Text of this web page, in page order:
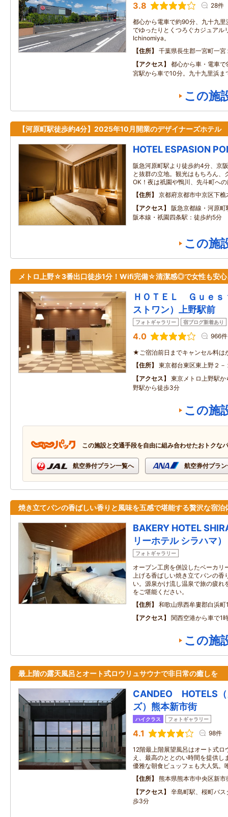
3.8 28件
都心から電車で約90分、九十九
でゆったりとくつろぐカジュアル
Ichinomiya。
住所
千葉県長生郡一宮町一
アクセス
都心から車・電車
宮駅から車で10分。九十九里浜ま
この施
【河原町駅徒歩約4分】2025年10月開業のデザイナーズホテル
HOTEL ESPASION
阪急河原町駅より徒歩約4分、京
と抜群の立地。観光はもちろん、
OK！夜は祇園や鴨川、先斗町へ
住所
京都府京都市中京区下樵
アクセス
阪急京都線・河原
阪本線・祇園四条駅：徒歩約5分
この施
メトロ上野☆3番出口徒歩1分！Wifi完備☆清潔感◎で女性も安心
ＨＯＴＥＬ Ｇｕｅ
ストワン）上野駅前
フォトギャラリー 宿ブログ新着あり
4.0 966件
★ご宿泊前日までキャンセル料
住所
東京都台東区東上野２－
アクセス
東京メトロ上野駅
野駅から徒歩3分
この施
この施設と交通手段を自由に組み合わせたおトクな
航空券付プラン一覧へ 航空券付プラ
焼き立てパンの香ばしい香りと風味を五感で堪能する贅沢な宿泊
BAKERY HOTEL
リーホテル シラハマ）
フォトギャラリー
オーブン工房を併設したベーカリ
上げる香ばしい焼き立てパンの香
い。源泉かけ流し温泉で旅の疲れ
をご堪能ください。
住所
和歌山県西牟婁郡白浜町
アクセス
関西空港から車で1
この施
最上階の露天風呂とオート式ロウリュサウナで非日常の癒しを
CANDEO HOTELS（
ズ）熊本新市街
ハイクラス フォトギャラリー
4.1 98件
12階最上階展望風呂はオート式ロ
え、最高のととのい時間を提供し
優雅な朝食ビュッフェも大人気。
住所
熊本県熊本市中央区新市
アクセス
辛島町駅、桜町バ
歩3分